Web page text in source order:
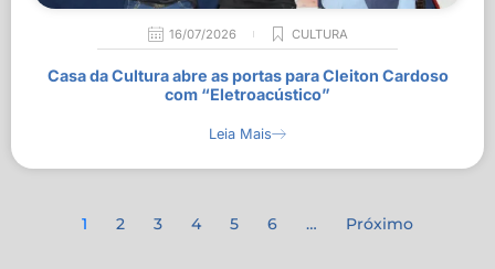
16/07/2026 CULTURA
Casa da Cultura abre as portas para Cleiton Cardoso
com “Eletroacústico”
Leia Mais
1 2 3 4 5 6 … Próximo